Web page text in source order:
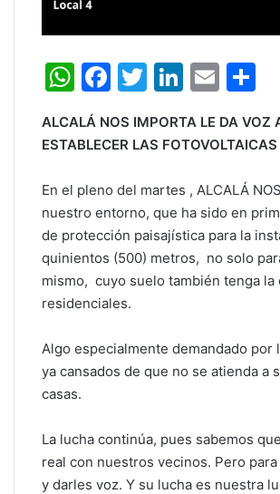
W
h
at
A
p
p
F
c
b
o
o
k
T
itt
Li
k
dI
n
E
ai m
ar
ALCALÁ NOS IMPORTA LE DA VOZ
ESTABLECER LAS
En el pleno del martes , ALCALÁ
nuestro entorno, que ha sido en
de protección paisajística para la
quinientos (500) metros, no solo
mismo, cuyo suelo también tenga la
residenciales.
Algo especialmente demandado
ya cansados de que no se atienda a
casas.
La lucha continúa, pues sabemos
real con nuestros vecinos. Pero
y darles voz. Y su lucha es nuestra